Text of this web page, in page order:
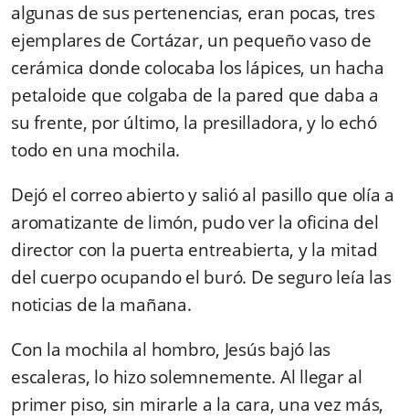
algunas de sus pertenencias, eran pocas, tres
ejemplares de Cortázar, un pequeño vaso de
cerámica donde colocaba los lápices, un hacha
petaloide que colgaba de la pared que daba a
su frente, por último, la presilladora, y lo echó
todo en una mochila.
Dejó el correo abierto y salió al pasillo que olía a
aromatizante de limón, pudo ver la oficina del
director con la puerta entreabierta, y la mitad
del cuerpo ocupando el buró. De seguro leía las
noticias de la mañana.
Con la mochila al hombro, Jesús bajó las
escaleras, lo hizo solemnemente. Al llegar al
primer piso, sin mirarle a la cara, una vez más,